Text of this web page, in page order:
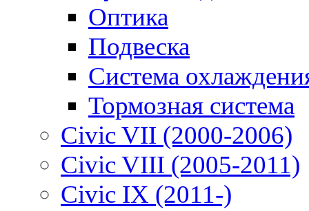
Оптика
Подвеска
Система
Тормозная система
Civic VII (2000-2006)
Civic VIII (2005-2011)
Civic IX (2011-)